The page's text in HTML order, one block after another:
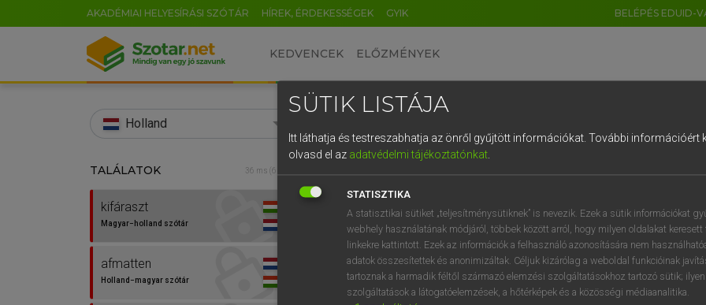
AKADÉMIAI HELYESÍRÁSI SZÓTÁR HÍREK, ÉRDEKESSÉGEK GYIK BELÉPÉS EDUID-
KEDVENCEK ELŐZMÉNYEK
Holland
TALÁLATOK 36 ms (6 db)
kifáraszt
Magyar−holland szótár
afmatten
Holland−magyar szótár
Magyar−holland szótár
SÜTIK LISTÁJA
Itt láthatja és testreszabhatja az önről gyűjtött információkat. További információért
olvasd el az adatvédelmi tájékoztatónkat.
STATISZTIKA
A statisztikai sütiket „teljesítménysütiknek” is nevezik. Ezek a sütik információkat
webhely használatának módjáról, többek között arról, hogy milyen oldalakat keresett
linkekre kattintott. Ezek az információk a felhasználó azonosítására nem
adatok összesítettek és anonimizáltak. Céljuk kizárólag a weboldal funkcióinak
tartoznak a harmadik féltől származó elemzési szolgáltatásokhoz tartozó sütik;
szolgáltatások a látogatóelemzések, a hőtérképek és a közösségi médiaanalitika.
EN HU DE CN FR ES IT NL
0 1 2 3 4 5 6 7 8 9
q w e r t z u i
a s d f g h j k l é
í y x c v b n m , .